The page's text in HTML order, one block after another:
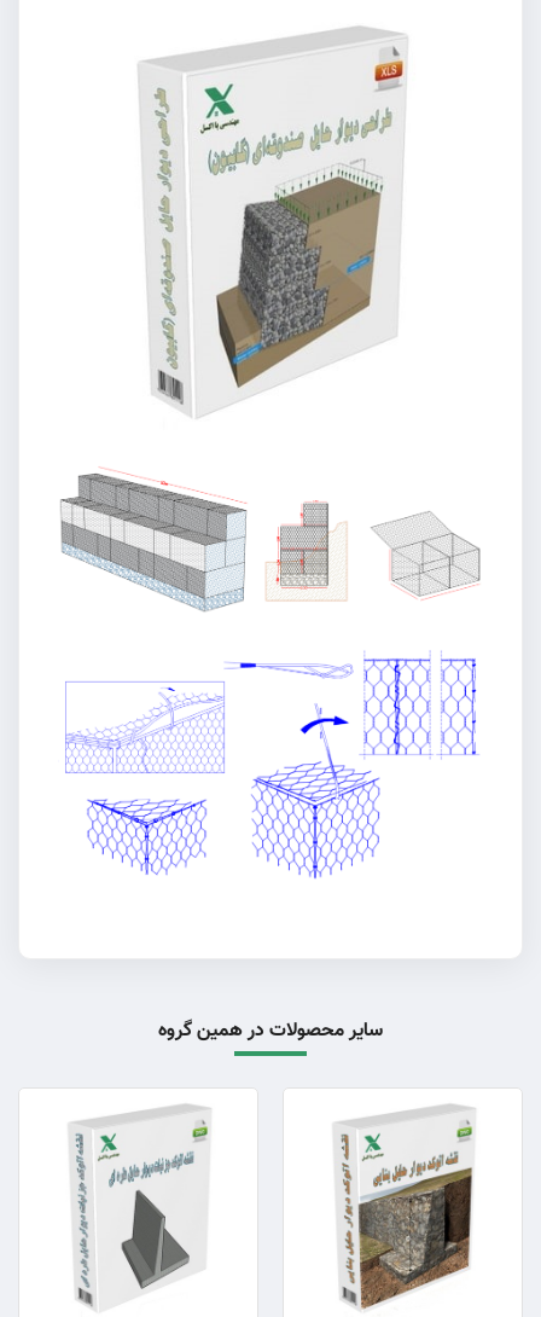
سایر محصولات در همین گروه